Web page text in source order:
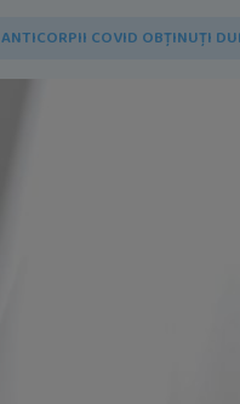
ANTICORPII COVID OBȚINUȚI